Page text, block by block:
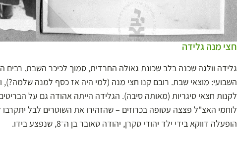
חצי מנה גלידה
גלידה וולגה שכנה בלב שכונת גאולה החרדית, סמוך לכיכר השבת. רבים
השבועי: מוצאי שבת. רובם קנו חצי מנה (למי היה אז כסף למנה שלמה?),
לוחמי האצ"ל פצצה עטופה בכרוזים – שהזהירו את השוטרים לבל יתקרבו
הופעלה דווקא בידי ילד יהודי סקרן, יהודה טאובר בן ה־8, שנפצע בידו.